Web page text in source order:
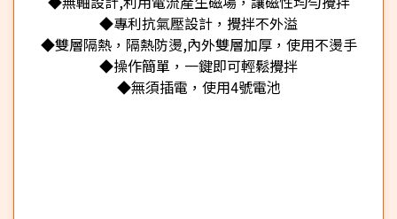
◆專利抗氣壓設計，攪拌不外溢
◆雙層隔熱，隔熱防燙,內外雙層加厚，使用不燙手
◆操作簡單，一鍵即可輕鬆攪拌
◆無須插電，使用4號電池